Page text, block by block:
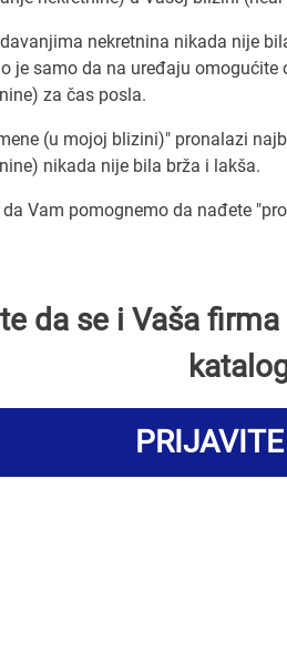
nekretnina nikada nije
je samo da na uređaju
za čas posla.
(u mojoj blizini)" pronalazi
nikada nije bila brža i lakša.
Vam pomognemo da nađete
da se i Vaša